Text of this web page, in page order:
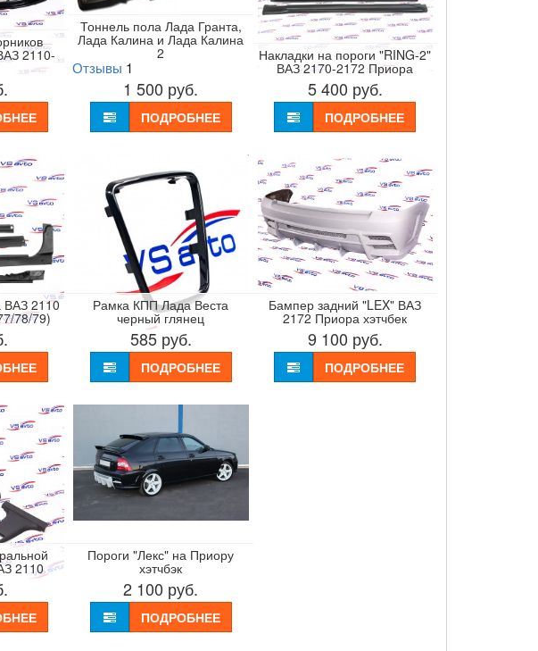
2110-
Тоннель пола Лада Гранта,
Лада Калина и Лада Калина
2
Отзывы 1
1 500 руб.
ПОДРОБНЕЕ
Накладки на пороги "RING-2"
ВАЗ 2170-2172 Приора
5 400 руб.
ПОДРОБНЕЕ
ВАЗ 2110
78/79)
Рамка КПП Лада Веста
черный глянец
585 руб.
ПОДРОБНЕЕ
Бампер задний "LEX" ВАЗ
2172 Приора хэтчбек
9 100 руб.
ПОДРОБНЕЕ
2110
Пороги "Лекс" на Приору
хэтчбэк
2 100 руб.
ПОДРОБНЕЕ